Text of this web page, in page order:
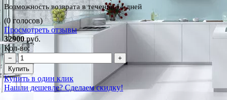
Возможность возврата в течение 14 дней
(0 голосов)
Просмотреть отзывы
32900руб.
Кол-во:
−
+
Купить
Купить в один клик
Нашли дешевле? Сделаем скидку!